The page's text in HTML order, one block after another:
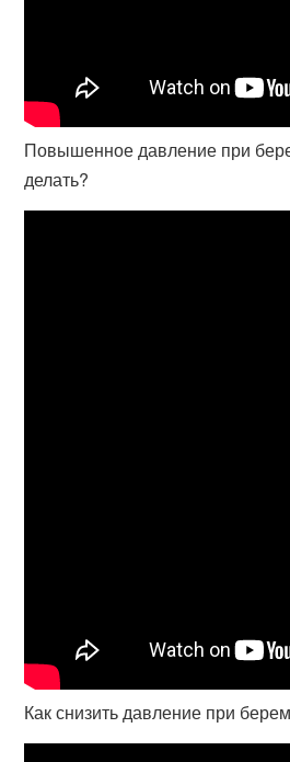
Повышенное давление при
делать?
Как снизить давление при